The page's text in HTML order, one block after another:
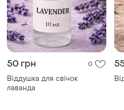
50 грн 0
Віддушка для свічок
лаванда